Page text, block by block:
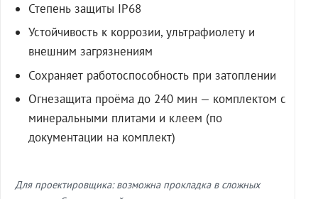
Степень защиты IP68
Устойчивость к коррозии, ультрафиолету и
внешним загрязнениям
Сохраняет работоспособность при затоплении
Огнезащита проёма до 240 мин — комплектом с
минеральными плитами и клеем (по
документации на комплект)
Для проектировщика: возможна прокладка в сложных